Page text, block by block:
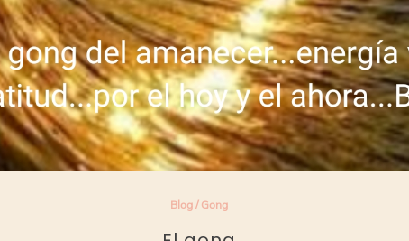
Blog/ Gong